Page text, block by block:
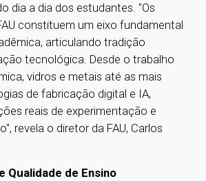
dia a dia dos estudantes. "Os
constituem um eixo fundamental
articulando tradição
tecnológica. Desde o trabalho
vidros e metais até as mais
de fabricação digital e IA,
reais de experimentação e
revela o diretor da FAU, Carlos
de Ensino